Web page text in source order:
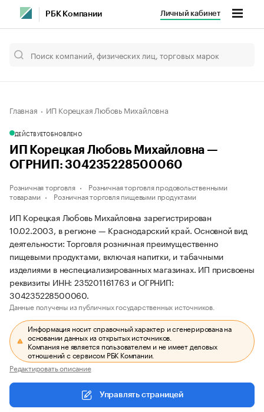
РБК Компании Личный кабинет
Главная ИП Корецкая Любовь Михайловна
ДЕЙСТВУЕТОБНОВЛЕНО
ИП Корецкая Любовь Михайловна —
ОГРНИП: 304235228500060
Розничная торговля
Розничная торговля продовольственными
товарами
Розничная торговля пищевыми продуктами
ИП Корецкая Любовь Михайловна зарегистрирован
10.02.2003, в регионе — Краснодарский край. Основной вид
деятельности: Торговля розничная преимущественно
пищевыми продуктами, включая напитки, и табачными
изделиями в неспециализированных магазинах. ИП присвоены
реквизиты ИНН: 235201161763 и ОГРНИП:
304235228500060.
Данные получены из публичных государственных источников.
Информация носит справочный характер и сгенерирована на
основании данных из открытых источников.
Компания не является пользователем и не имеет деловых
отношений с сервисом РБК Компании.
Редактировать описание
Управлять страницей